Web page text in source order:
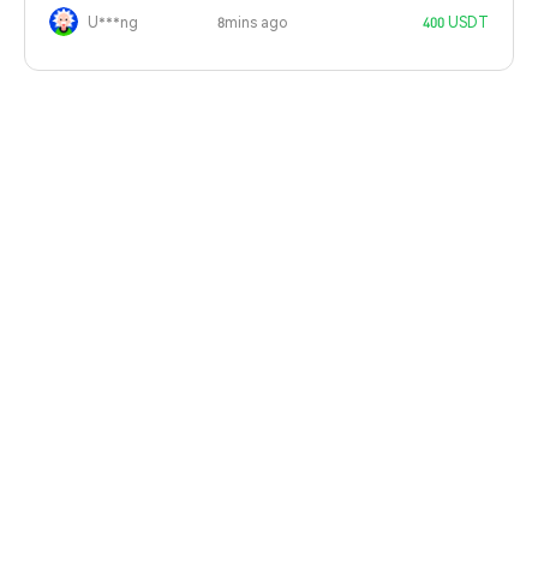
U***ng 8mins ago 400 USDT